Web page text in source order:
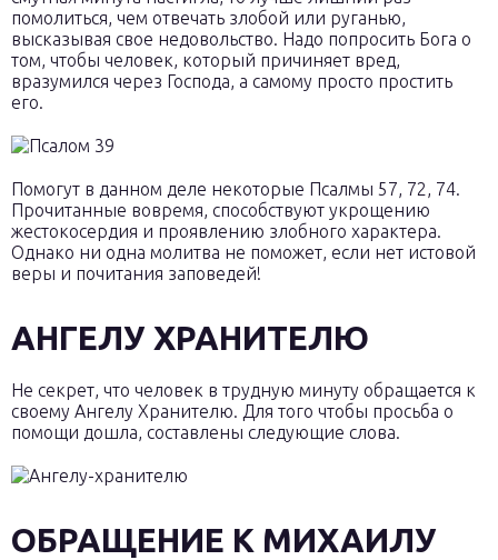
помолиться, чем отвечать злобой или руганью,
высказывая свое недовольство. Надо попросить Бога о
том, чтобы человек, который причиняет вред,
вразумился через Господа, а самому просто простить
его.
Помогут в данном деле некоторые Псалмы 57, 72, 74.
Прочитанные вовремя, способствуют укрощению
жестокосердия и проявлению злобного характера.
Однако ни одна молитва не поможет, если нет истовой
веры и почитания заповедей!
АНГЕЛУ ХРАНИТЕЛЮ
Не секрет, что человек в трудную минуту обращается к
своему Ангелу Хранителю. Для того чтобы просьба о
помощи дошла, составлены следующие слова.
ОБРАЩЕНИЕ К МИХАИЛУ